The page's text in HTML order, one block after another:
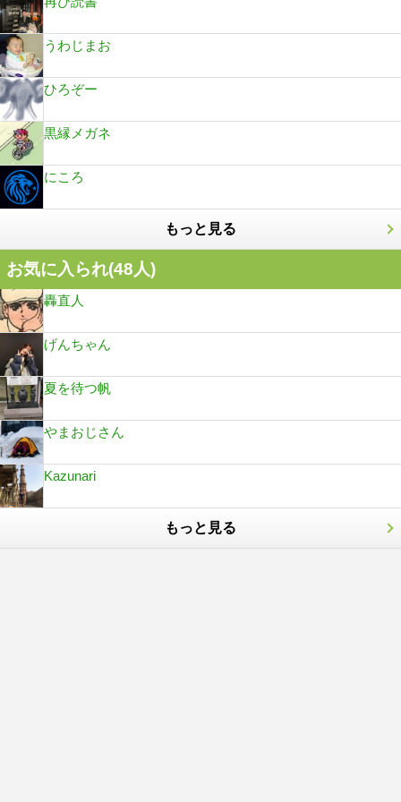
うわじまお
ひろぞー
黒縁メガネ
にころ
もっと見る
お気に入られ(48人)
轟直人
げんちゃん
夏を待つ帆
やまおじさん
Kazunari
もっと見る